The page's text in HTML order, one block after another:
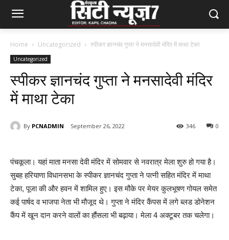
Home Uncategorized स्पीकर ज्ञानचंद गुप्ता ने मनसादेवी मंदिर में माथा टेका
Uncategorized
स्पीकर ज्ञानचंद गुप्ता ने मनसादेवी मंदिर
में माथा टेका
By PCNADMIN September 26, 2022 0
346
पंचकूला। यहां माता मनसा देवी मंदिर में सोमवार से नवरात्र मेला शुरु हो गया है।
सुबह हरियाणा विधानसभा के स्पीकर ज्ञानचंद गुप्ता ने पत्नी सहित मंदिर में माथा
टेका, पूजा की और हवन में शामिल हुए। इस मौके पर मेयर कुलभूषण गोयल समेत
कई पार्षद व भाजपा नेता भी मौजूद थे। गुप्ता ने मंदिर कैंपस में लगे ब्लड डोनेशन
कैंप में खून दान करने वालों का हौंसला भी बढ़ाया। मेला 4 अक्टूबर तक चलेगा।